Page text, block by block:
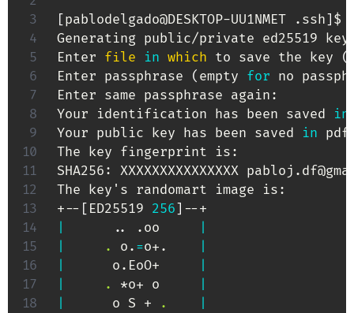
[pablodelgado@DESKTOP-UU1NMET .ssh] $
Generating public/private ed25519
Enter file in which to save the key (
Enter passphrase ( empty for no
Enter same passphrase again:
Your identification has been saved in
Your public key has been saved in
The key fingerprint is:
SHA256: XXXXXXXXXXXXXXX
The key's randomart image is:
+-- [ ED25519 256]
.. .oo
. o. =o+.
      o.EoO+
. *o+ o
      o S +
.